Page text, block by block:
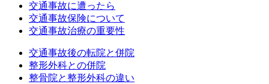
交通事故に遭ったら
交通事故保険について
交通事故治療の重要性
交通事故後の転院と併院
整形外科との併院
整骨院と整形外科の違い